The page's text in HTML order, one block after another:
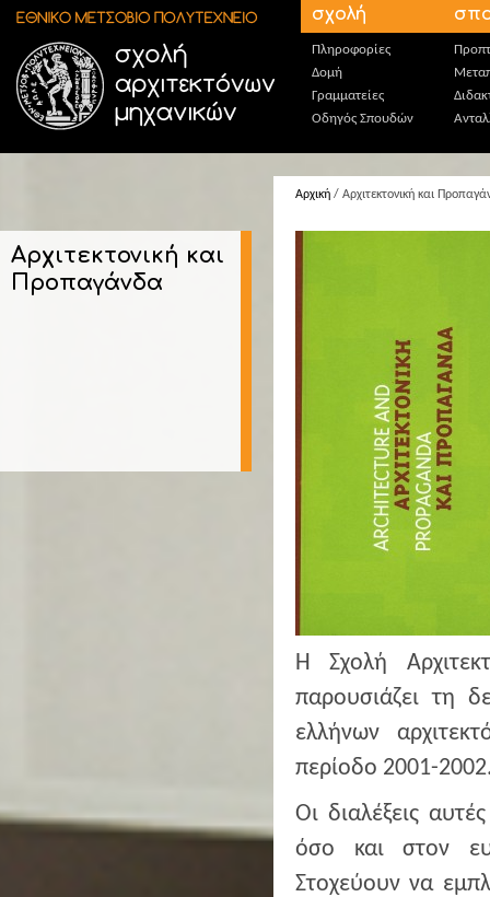
Παράκαμψη προς το κυρίως περιεχόμενο σχολή
Πληροφορίες
Δομή
Γραμματείες
Οδηγός Σπουδών
Αρχιτεκτονική και
Προπαγάνδα
Αρχική / Αρχιτεκτονική και
Η Σχολή
παρουσιάζει τη
ελλήνων
περίοδο 2001-
Οι διαλέξεις
όσο και στον
Στοχεύουν να